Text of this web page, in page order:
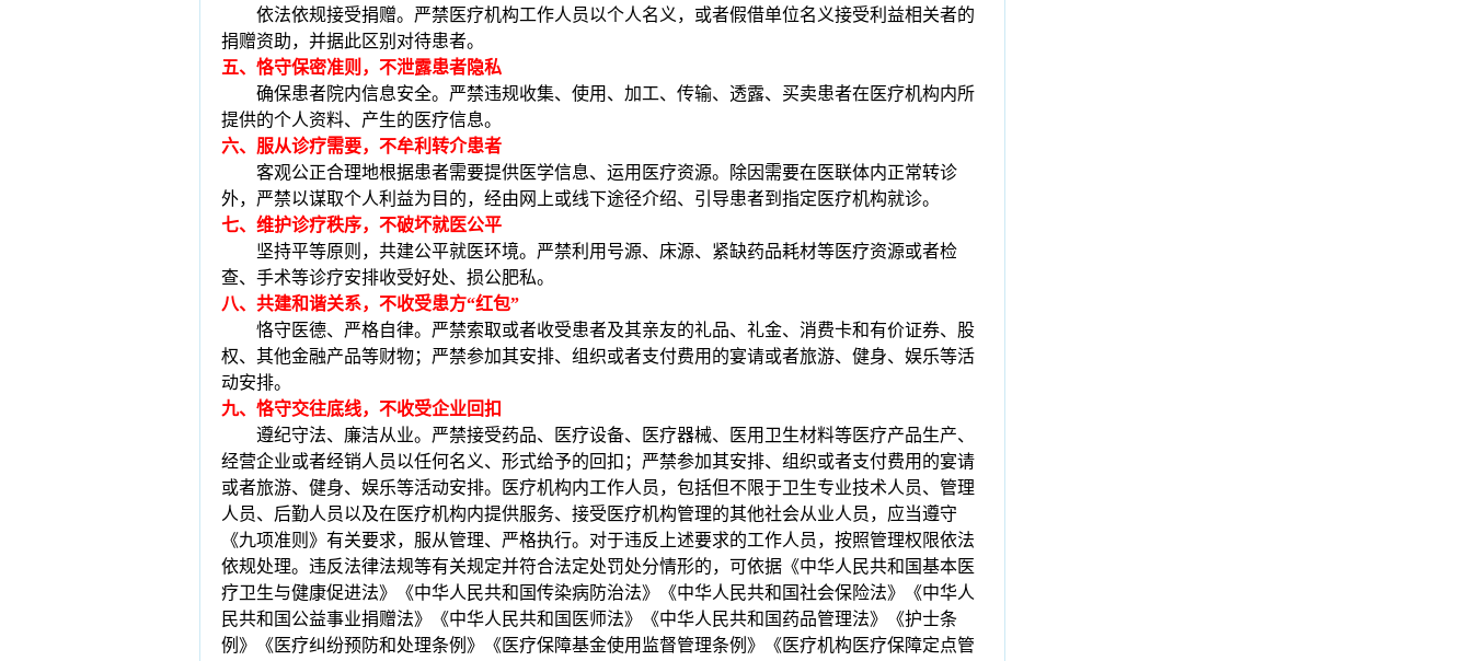
依法依规接受捐赠。严禁医疗机构工作人员以个人名义，或者假借单位名义接受利益相关者的
捐赠资助，并据此区别对待患者。
五、恪守保密准则，不泄露患者隐私
确保患者院内信息安全。严禁违规收集、使用、加工、传输、透露、买卖患者在医疗机构内所
提供的个人资料、产生的医疗信息。
六、服从诊疗需要，不牟利转介患者
客观公正合理地根据患者需要提供医学信息、运用医疗资源。除因需要在医联体内正常转诊
外，严禁以谋取个人利益为目的，经由网上或线下途径介绍、引导患者到指定医疗机构就诊。
七、维护诊疗秩序，不破坏就医公平
坚持平等原则，共建公平就医环境。严禁利用号源、床源、紧缺药品耗材等医疗资源或者检
查、手术等诊疗安排收受好处、损公肥私。
八、共建和谐关系，不收受患方“红包”
恪守医德、严格自律。严禁索取或者收受患者及其亲友的礼品、礼金、消费卡和有价证券、股
权、其他金融产品等财物；严禁参加其安排、组织或者支付费用的宴请或者旅游、健身、娱乐等活
动安排。
九、恪守交往底线，不收受企业回扣
遵纪守法、廉洁从业。严禁接受药品、医疗设备、医疗器械、医用卫生材料等医疗产品生产、
经营企业或者经销人员以任何名义、形式给予的回扣；严禁参加其安排、组织或者支付费用的宴请
或者旅游、健身、娱乐等活动安排。医疗机构内工作人员，包括但不限于卫生专业技术人员、管理
人员、后勤人员以及在医疗机构内提供服务、接受医疗机构管理的其他社会从业人员，应当遵守
《九项准则》有关要求，服从管理、严格执行。对于违反上述要求的工作人员，按照管理权限依法
依规处理。违反法律法规等有关规定并符合法定处罚处分情形的，可依据《中华人民共和国基本医
疗卫生与健康促进法》《中华人民共和国传染病防治法》《中华人民共和国社会保险法》《中华人
民共和国公益事业捐赠法》《中华人民共和国医师法》《中华人民共和国药品管理法》《护士条
例》《医疗纠纷预防和处理条例》《医疗保障基金使用监督管理条例》《医疗机构医疗保障定点管